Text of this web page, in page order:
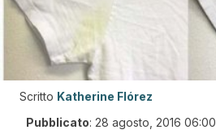
Scritto Katherine Flórez
Pubblicato: 28 agosto, 2016 06:00